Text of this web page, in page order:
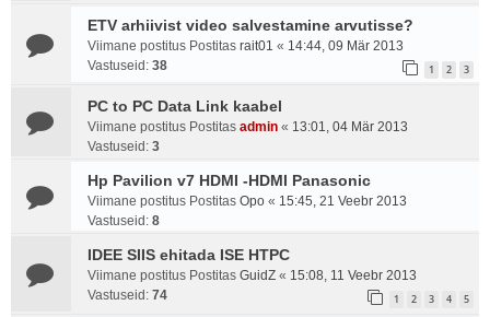
ETV arhiivist video salvestamine arvutisse?
Viimane postitus Postitas rait01 « 14:44, 09 Mär 2013
Vastuseid: 38 1 2 3
PC to PC Data Link kaabel
Viimane postitus Postitas admin « 13:01, 04 Mär 2013
Vastuseid: 3
Hp Pavilion v7 HDMI -HDMI Panasonic
Viimane postitus Postitas Opo « 15:45, 21 Veebr 2013
Vastuseid: 8
IDEE SIIS ehitada ISE HTPC
Viimane postitus Postitas GuidZ « 15:08, 11 Veebr 2013
Vastuseid: 74 1 2 3 4 5